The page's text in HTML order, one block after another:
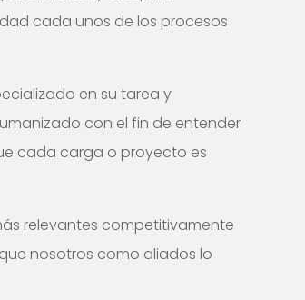
cada unos de los procesos
en su tarea y
con el fin de entender
cada carga o proyecto es
relevantes competitivamente
nosotros como aliados lo